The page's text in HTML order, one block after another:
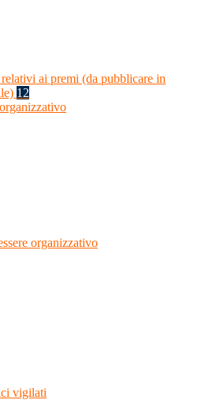
ai premi (da pubblicare in
12
organizzativo
vigilati